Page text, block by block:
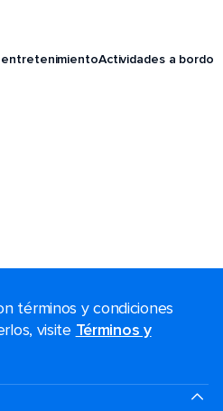
entretenimientoActividades a bordo
términos y condiciones
visite Términos y